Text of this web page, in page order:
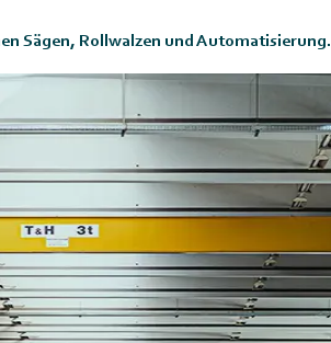
Sägen, Rollwalzen und Automatisierung.